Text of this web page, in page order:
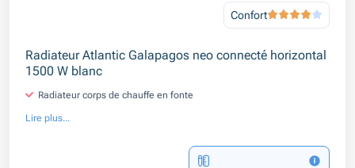
Confort
Radiateur Atlantic Galapagos neo connecté horizontal
1500 W blanc
Radiateur corps de chauffe en fonte
Lire plus...